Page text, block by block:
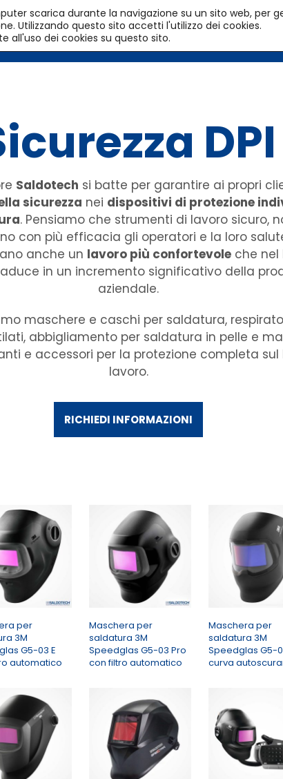
HOME PRODOTTI SERVIZI
DPI
Saldotech si batte per garantire ai propri
sicurezza nei dispositivi di protezione
. Pensiamo che strumenti di lavoro sicuro,
con più efficacia gli operatori e la loro
anche un lavoro più confortevoleche nel
in un incremento significativo della
aziendale.
maschere e caschi per saldatura,
abbigliamento per saldatura in pelle e
e accessori per la protezione completa sul
lavoro.
RICHIEDI INFORMAZIONI
per
3M
G5-03 E
automatico
Maschera per
saldatura 3M
Speedglas G5-03 Pro
con filtro automatico
Maschera per
saldatura 3M
Speedglas G5-
curva
scarica durante la navigazione su un sito web, per
Utilizzando questo sito accetti l'utilizzo dei cookies.
all'uso dei cookies su questo sito.